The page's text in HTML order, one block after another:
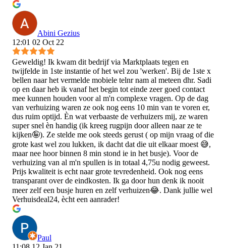
Abini Gezius
12:01 02 Oct 22
Geweldig! Ik kwam dit bedrijf via Marktplaats tegen en
twijfelde in 1ste instantie of het wel zou 'werken'. Bij de 1ste x
bellen naar het vermelde mobiele telnr nam al meteen dhr. Sadi
op en daar heb ik vanaf het begin tot einde zeer goed contact
mee kunnen houden voor al m'n complexe vragen. Op de dag
van verhuizing waren ze ook nog eens 10 min van te voren er,
dus ruim optijd. Èn wat verbaaste de verhuizers mij, ze waren
super snel èn handig (ik kreeg rugpijn door alleen naar ze te
kijken🤪). Ze stelde me ook steeds gerust ( op mijn vraag of die
grote kast wel zou lukken, ik dacht dat die uit elkaar moest 😅,
maar nee hoor binnen 8 min stond ie in het busje). Voor de
verhuizing van al m'n spullen is in totaal 4,75u nodig geweest.
Prijs kwaliteit is echt naar grote tevredenheid. Ook nog eens
transparant over de eindkosten. Ik ga door hun denk ik nooit
meer zelf een busje huren en zelf verhuizen😂. Dank jullie wel
Verhuisdeal24, ècht een aanrader!
Paul